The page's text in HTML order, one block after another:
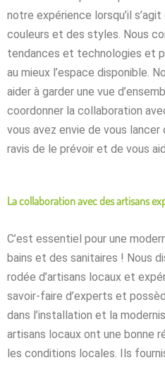
notre expérience lorsqu’il
couleurs et des styles. Nous
tendances et technologies et
au mieux l’espace disponible.
aider à garder une vue
coordonner la collaboration
vous avez envie de vous lancer
ravis de le prévoir et de vous
La collaboration avec des artisans
C’est essentiel pour une
bains et des sanitaires ! Nous
rodée d’artisans locaux et
savoir-faire d’experts et
dans l’installation et la
artisans locaux ont une bonne
les conditions locales. Ils